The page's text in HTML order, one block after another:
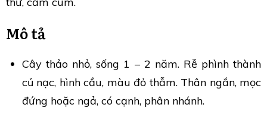
Mô tả
Cây thảo nhỏ, sống 1 – 2 năm. Rễ phình thành
củ nạc, hình cầu, màu đỏ thẫm. Thân ngắn, mọc
đứng hoặc ngả, có cạnh, phân nhánh.